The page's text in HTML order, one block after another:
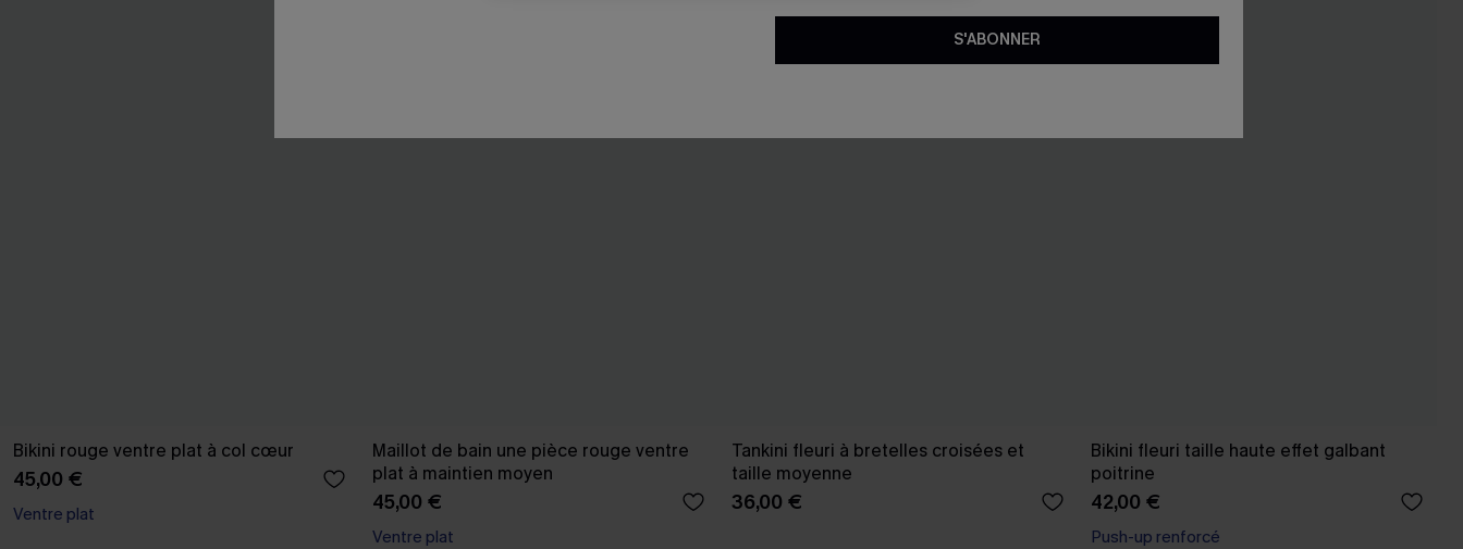
Bikini rouge ventre plat à col cœur
45,00 €
Ventre plat
Maillot de bain une pièce rouge ventre
plat à maintien moyen
45,00 €
Ventre plat
Tankini fleuri à bretelles croisées et
taille moyenne
36,00 €
Bikini fleuri taille haute effet galbant
poitrine
42,00 €
Push-up renforcé
S'ABONNER